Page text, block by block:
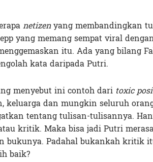
netizenyang membandingkan
yang memang sempat viral
itu. Ada yang bilang
kata daripada Putri.
menyebut ini contoh dari toxic
keluarga dan mungkin seluruh
tentang tulisan-tulisannya.
kritik. Maka bisa jadi Putri
bukunya. Padahal bukankah kritik
baik?